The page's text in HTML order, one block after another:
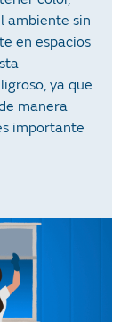
ambiente sin
en espacios
ya que
manera
importante